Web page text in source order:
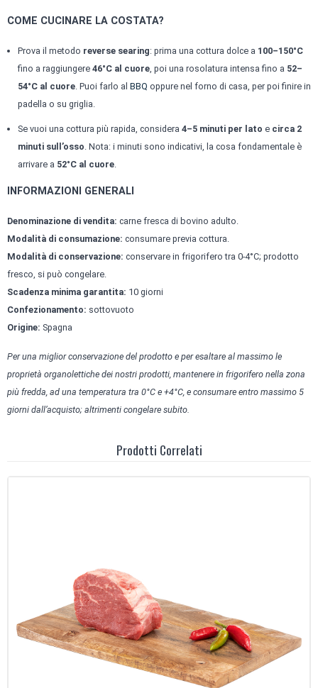
COME CUCINARE LA COSTATA?
Prova il metodo reverse searing: prima una cottura dolce a 100–150°C
fino a raggiungere 46°C al cuore , poi una rosolatura intensa fino a 52–
54°C al cuore . Puoi farlo al BBQ oppure nel forno di casa, per poi finire in
padella o su griglia.
Se vuoi una cottura più rapida, considera 4–5 minuti per lato e circa 2
minuti sull’osso . Nota: i minuti sono indicativi, la cosa fondamentale è
arrivare a 52°C al cuore
INFORMAZIONI GENERALI
Denominazione di vendita: carne fresca di bovino adulto.
Modalità di consumazione: consumare previa cottura.
Modalità di conservazione: conservare in frigorifero tra 0-4°C; prodotto
fresco, si può congelare.
Scadenza minima garantita: 10 giorni
Confezionamento: sottovuoto
Origine: Spagna
Per una miglior conservazione del prodotto e per esaltare al massimo le
proprietà organolettiche dei nostri prodotti, mantenere in frigorifero nella zona
più fredda, ad una temperatura tra 0°C e +4°C, e consumare entro massimo 5
giorni dall’acquisto; altrimenti congelare subito.
Prodotti Correlati